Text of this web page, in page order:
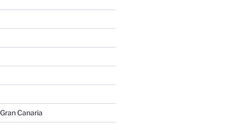
Canaria